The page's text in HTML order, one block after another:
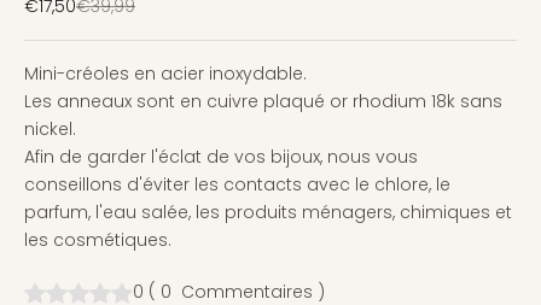
Prix de vente
€17,50Prix normal
€39,99
Mini-créoles en acier inoxydable.
Les anneaux sont en cuivre plaqué or rhodium 18k sans
nickel.
Afin de garder l'éclat de vos bijoux, nous vous
conseillons d'éviter les contacts avec le chlore, le
parfum, l'eau salée, les produits ménagers, chimiques et
les cosmétiques.
0 ( 0 Commentaires )